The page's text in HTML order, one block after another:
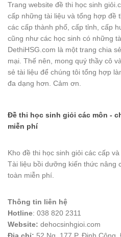
Trang website đề thi học sinh
cấp những tài liệu và tổng hợp đề
các cấp thành phố, cấp tỉnh, cấp
cũng như các học sinh có những
DethiHSG.com là một trang chia
mại. Thế nên, mong quý thầy cô
sẻ tài liệu để chúng tôi tổng hợp
đa dạng hơn. Cảm ơn.
Đề thi học sinh giỏi các môn -
miễn phí
Kho đề thi học sinh giỏi các cấp
Tài liệu bồi dưỡng kiến thức nâng
toàn miễn phí.
Thông tin liên hệ
Hotline: 038 820 2311
Website: dehocsinhgioi.com